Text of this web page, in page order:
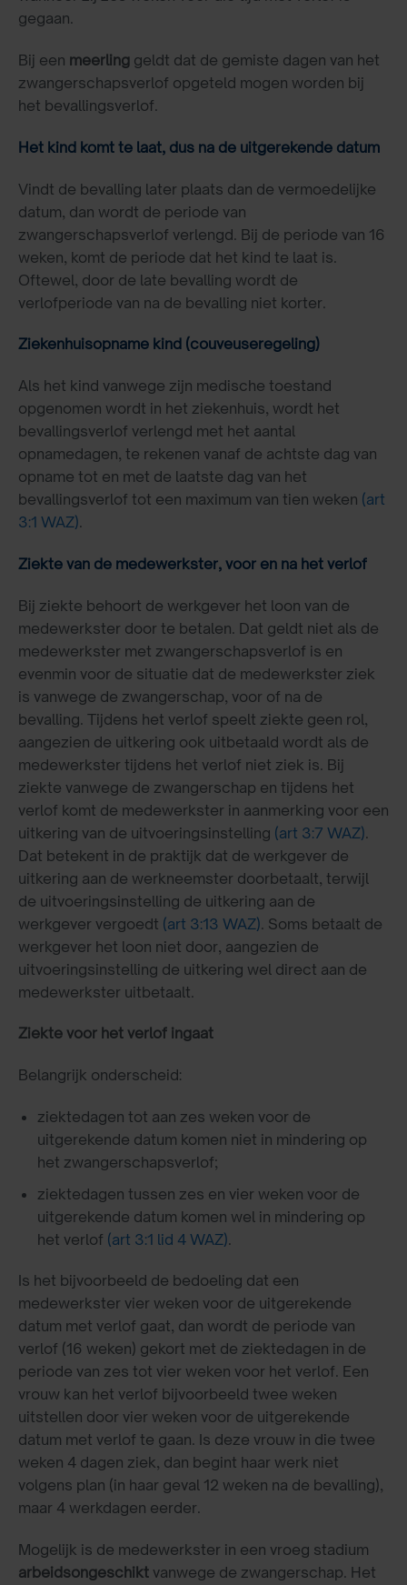
gegaan.
Bij een meerling geldt dat de gemiste dagen van het
zwangerschapsverlof opgeteld mogen worden bij
het bevallingsverlof.
Het kind komt te laat, dus na de uitgerekende datum
Vindt de bevalling later plaats dan de vermoedelijke
datum, dan wordt de periode van
zwangerschapsverlof verlengd. Bij de periode van 16
weken, komt de periode dat het kind te laat is.
Oftewel, door de late bevalling wordt de
verlofperiode van na de bevalling niet korter.
Ziekenhuisopname kind (couveuseregeling)
Als het kind vanwege zijn medische toestand
opgenomen wordt in het ziekenhuis, wordt het
bevallingsverlof verlengd met het aantal
opnamedagen, te rekenen vanaf de achtste dag van
opname tot en met de laatste dag van het
bevallingsverlof tot een maximum van tien weken (art
3:1 WAZ).
Ziekte van de medewerkster, voor en na het verlof
Bij ziekte behoort de werkgever het loon van de
medewerkster door te betalen. Dat geldt niet als de
medewerkster met zwangerschapsverlof is en
evenmin voor de situatie dat de medewerkster ziek
is vanwege de zwangerschap, voor of na de
bevalling. Tijdens het verlof speelt ziekte geen rol,
aangezien de uitkering ook uitbetaald wordt als de
medewerkster tijdens het verlof niet ziek is. Bij
ziekte vanwege de zwangerschap en tijdens het
verlof komt de medewerkster in aanmerking voor een
uitkering van de uitvoeringsinstelling (art 3:7 WAZ).
Dat betekent in de praktijk dat de werkgever de
uitkering aan de werkneemster doorbetaalt, terwijl
de uitvoeringsinstelling de uitkering aan de
werkgever vergoedt (art 3:13 WAZ). Soms betaalt de
werkgever het loon niet door, aangezien de
uitvoeringsinstelling de uitkering wel direct aan de
medewerkster uitbetaalt.
Ziekte voor het verlof ingaat
Belangrijk onderscheid:
ziektedagen tot aan zes weken voor de
uitgerekende datum komen niet in mindering op
het zwangerschapsverlof;
ziektedagen tussen zes en vier weken voor de
uitgerekende datum komen wel in mindering op
het verlof (art 3:1 lid 4 WAZ).
Is het bijvoorbeeld de bedoeling dat een
medewerkster vier weken voor de uitgerekende
datum met verlof gaat, dan wordt de periode van
verlof (16 weken) gekort met de ziektedagen in de
periode van zes tot vier weken voor het verlof. Een
vrouw kan het verlof bijvoorbeeld twee weken
uitstellen door vier weken voor de uitgerekende
datum met verlof te gaan. Is deze vrouw in die twee
weken 4 dagen ziek, dan begint haar werk niet
volgens plan (in haar geval 12 weken na de bevalling),
maar 4 werkdagen eerder.
Mogelijk is de medewerkster in een vroeg stadium
arbeidsongeschikt vanwege de zwangerschap. Het